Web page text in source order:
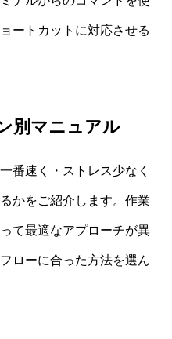
ートカットに対応させる
別マニュアル
番速く・ストレス少なく
かをご紹介します。作業
て最適なアプローチが異
ローに合った方法を選ん